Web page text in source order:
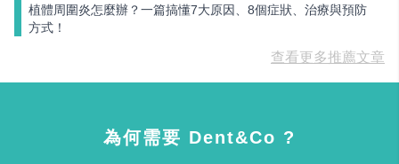
植體周圍炎怎麼辦？一篇搞懂7大原因、8個症狀、治療與預防
方式！
查看更多推薦文章
為何需要 Dent&Co ?